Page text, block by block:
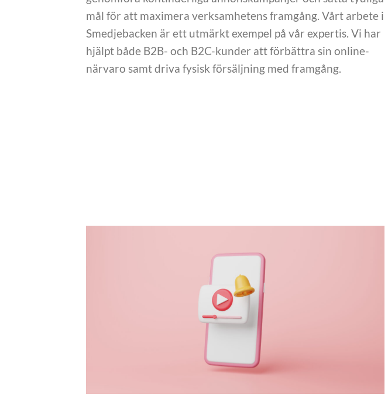
mål för att maximera verksamhetens framgång. Vårt arbete i
Smedjebacken är ett utmärkt exempel på vår expertis. Vi har
hjälpt både B2B- och B2C-kunder att förbättra sin online-
närvaro samt driva fysisk försäljning med framgång.